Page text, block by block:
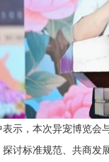
示，本次异宠博览会
讨标准规范、共商